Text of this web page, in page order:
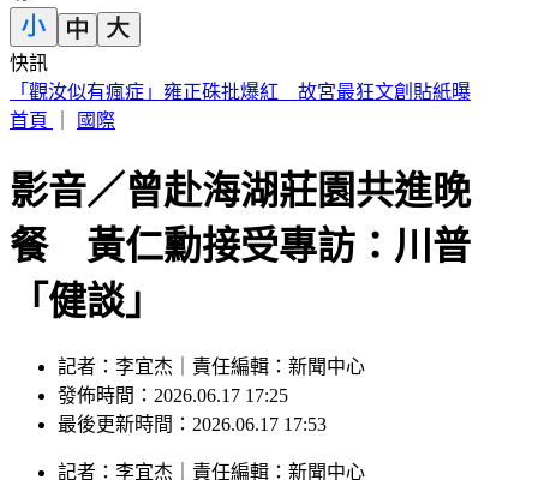
快訊
快訊／熊本今晚又震！規模4.5「極淺層地震」 深度僅10公
里
影音／曾赴海湖莊園共進晚
餐 黃仁勳接受專訪：川普
「健談」
記者：李宜杰｜責任編輯：新聞中心
發佈時間：2026.06.17 17:25